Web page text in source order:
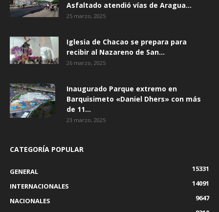
Asfaltado atendió vías de Aragua...
25 marzo, 2025
Iglesia de Chacao se prepara para
recibir al Nazareno de San...
26 marzo, 2025
Inaugurado Parque extremo en
Barquisimeto «Daniel Dhers» con más
de 11...
23 marzo, 2025
CATEGORÍA POPULAR
GENERAL
15331
INTERNACIONALES
14091
NACIONALES
9647